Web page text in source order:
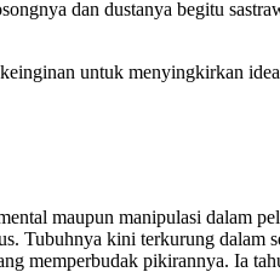
dan dustanya begitu
untuk menyingkirkan
maupun manipulasi dalam
Tubuhnya kini terkurung
memperbudak pikirannya. Ia